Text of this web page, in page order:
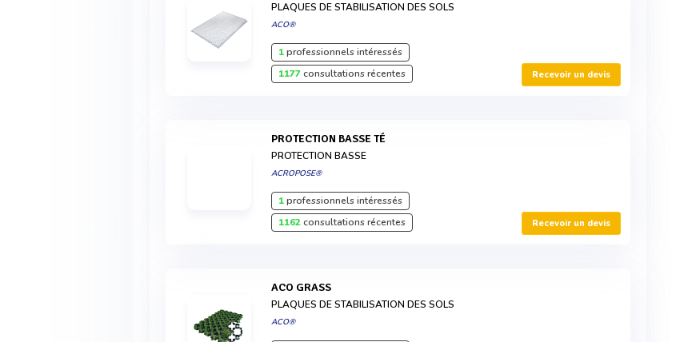
PLAQUES DE STABILISATION DES SOLS
ACO®
1professionnels intéressés
1177consultations récentes Recevoir un devis
PROTECTION BASSE TÉ
PROTECTION BASSE
ACROPOSE®
1professionnels intéressés
1162consultations récentes Recevoir un devis
ACO GRASS
PLAQUES DE STABILISATION DES SOLS
ACO®